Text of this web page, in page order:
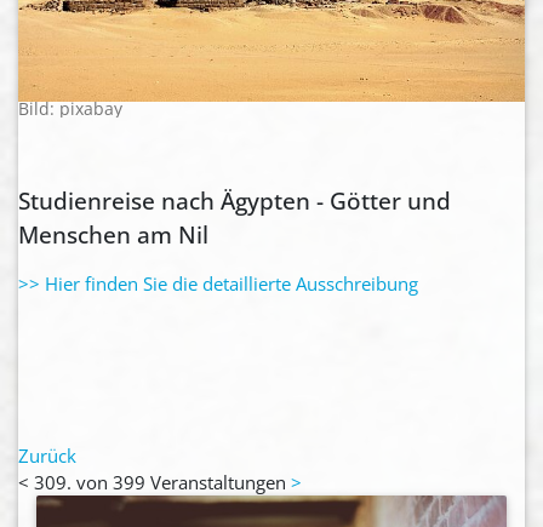
Bild: pixabay
Studienreise nach Ägypten - Götter und
Menschen am Nil
>> Hier finden Sie die detaillierte Ausschreibung
Zurück
< 309. von 399 Veranstaltungen >